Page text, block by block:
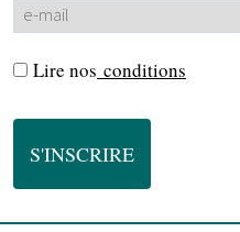
Lire nos conditions